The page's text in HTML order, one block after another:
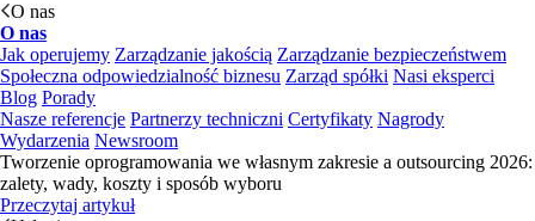
O nas
O nas
Jak operujemy Zarządzanie jakością Zarządzanie bezpieczeństwem
Społeczna odpowiedzialność biznesu Zarząd spółki Nasi eksperci
Blog Porady
Nasze referencje Partnerzy techniczni Certyfikaty Nagrody
Wydarzenia Newsroom
Tworzenie oprogramowania we własnym zakresie a outsourcing 2026:
zalety, wady, koszty i sposób wyboru
Przeczytaj artykuł